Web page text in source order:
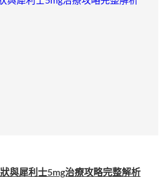
與犀利士5mg治療攻略完整解析